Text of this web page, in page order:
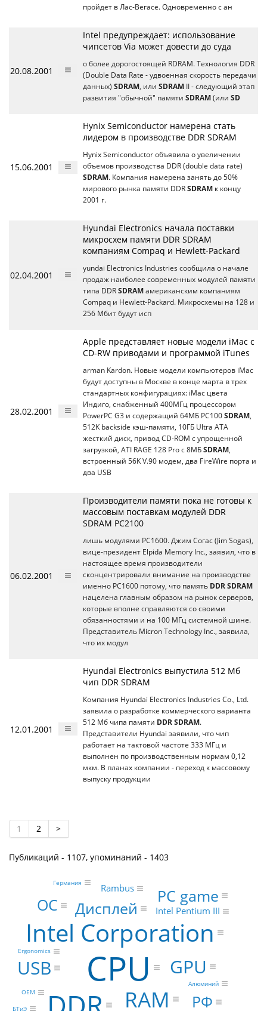
пройдет в Лас-Вегасе. Одновременно с ан
20.08.2001
Intel предупреждает: использование
чипсетов Via может довести до суда
о более дорогостоящей RDRAM. Технология DDR
(Double Data Rate - удвоенная скорость передачи
данных) SDRAM, или SDRAM II - следующий этап
развития "обычной" памяти SDRAM (или SD
15.06.2001
Hynix Semiconductor намерена стать
лидером в производстве DDR SDRAM
Hynix Semiconductor объявила о увеличении
объемов производства DDR (double data rate)
SDRAM. Компания намерена занять до 50%
мирового рынка памяти DDR SDRAM к концу
2001 г.
02.04.2001
Hyundai Electronics начала поставки
микросхем памяти DDR SDRAM
компаниям Compaq и Hewlett-Packard
yundai Electronics Industries сообщила о начале
продаж наиболее современных модулей памяти
типа DDR SDRAM американским компаниям
Compaq и Hewlett-Packard. Микросхемы на 128 и
256 Мбит будут исп
28.02.2001
Apple представляет новые модели iMac с
CD-RW приводами и программой iTunes
arman Kardon. Новые модели компьютеров iMac
будут доступны в Москве в конце марта в трех
стандартных конфигурациях: iMac цвета
Индиго, снабженный 400МГц процессором
PowerPC G3 и содержащий 64МБ PC100 SDRAM,
512K backside кэш-памяти, 10ГБ Ultra ATA
жесткий диск, привод CD-ROM с упрощенной
загрузкой, ATI RAGE 128 Pro с 8МБ SDRAM,
встроенный 56K V.90 модем, два FireWire порта и
два USB
06.02.2001
Производители памяти пока не готовы к
массовым поставкам модулей DDR
SDRAM PC2100
лишь модулями PC1600. Джим Согас (Jim Sogas),
вице-президент Elpida Memory Inc., заявил, что в
настоящее время производители
сконцентрировали внимание на производстве
именно PC1600 потому, что память DDR SDRAM
нацелена главным образом на рынок серверов,
которые вполне справляются со своими
обязанностями и на 100 МГц системной шине.
Представитель Micron Technology Inc., заявила,
что их модул
12.01.2001
Hyundai Electronics выпустила 512 Мб
чип DDR SDRAM
Компания Hyundai Electronics Industries Co., Ltd.
заявила о разработке коммерческого варианта
512 Мб чипа памяти DDR SDRAM.
Представители Hyundai заявили, что чип
работает на тактовой частоте 333 МГц и
выполнен по производственным нормам 0,12
мкм. В планах компании - переход к массовому
выпуску продукции
1 2 >
Публикаций - 1107, упоминаний - 1403
CPU
Intel Corporation
RAM
GPU
USB
PC game
РФ
Дисплей
ОС Intel Pentium III
Rambus
Ergonomics
OEM
Алюминий
БТиЭ
Германия